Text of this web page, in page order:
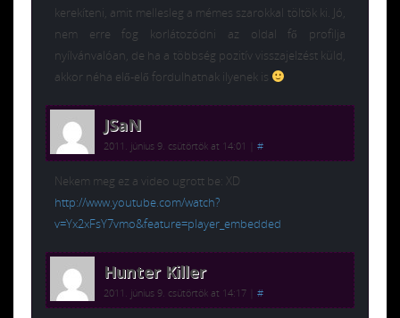
kerekíteni, amit mellesleg a mémes szarokkal töltök ki. Jó,
nem erre fog korlátozódni az oldal fő profilja
nyílvánvalóan, de ha a többség pozitív visszajelzést küld,
akkor néha elő-elő fordulhatnak ilyenek is
JSaN
2011. június 9. csütörtök at 14:01 #
Nekem meg ez a video ugrott be: XD
http://www.youtube.com/watch?
v=Yx2xFsY7vmo&feature=player_embedded
Hunter Killer
2011. június 9. csütörtök at 14:17 #